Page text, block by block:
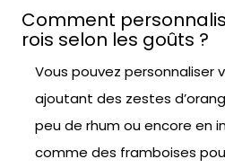
Comment
rois selon les goûts ?
Vous pouvez personnaliser
ajoutant des zestes
peu de rhum ou encore en
comme des framboises